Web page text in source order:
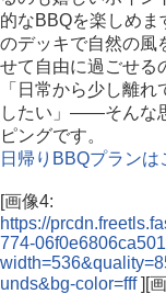
的なBBQを楽しめ
のデッキで自然の風
せて自由に過ごせる
「日常から少し離
したい」――そんな
ピングです。
日帰りBBQプランは
[画像4:
https://
774-
unds&bg-color=fff][